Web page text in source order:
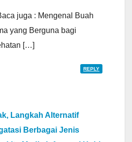
juga : Mengenal Buah
yang Berguna bagi
[…]
REPLY
Langkah Alternatif
Berbagai Jenis